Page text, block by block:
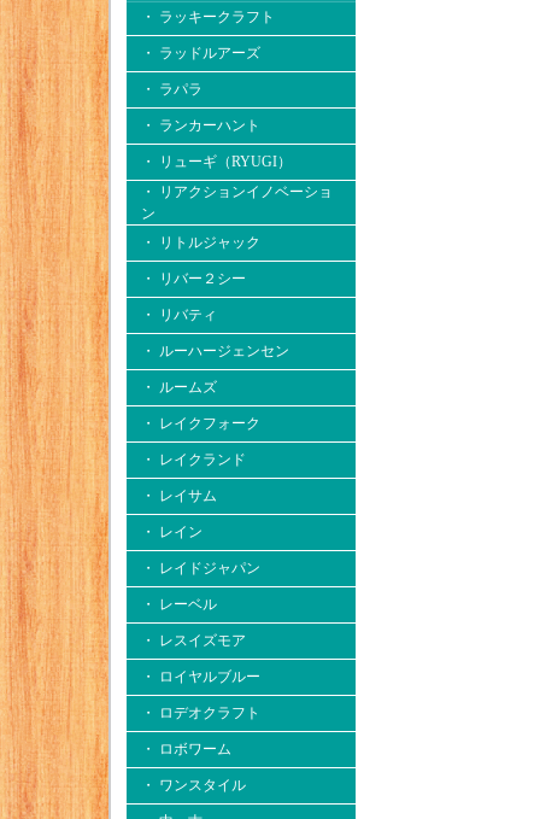
・ ラッキークラフト
・ ラッドルアーズ
・ ラパラ
・ ランカーハント
・ リューギ（RYUGI）
・ リアクションイノベーショ
ン
・ リトルジャック
・ リバー２シー
・ リバティ
・ ルーハージェンセン
・ ルームズ
・ レイクフォーク
・ レイクランド
・ レイサム
・ レイン
・ レイドジャパン
・ レーベル
・ レスイズモア
・ ロイヤルブルー
・ ロデオクラフト
・ ロボワーム
・ ワンスタイル